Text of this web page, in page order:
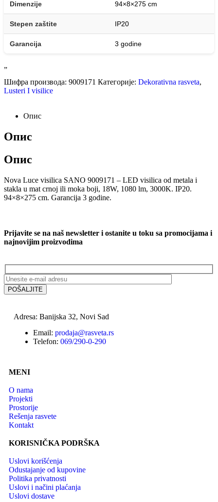
Dimenzije 94×8×275 cm
Stepen zaštite IP20
Garancija 3 godine
„
Шифра производа: 9009171 Категорије: Dekorativna rasveta,
Lusteri I visilice
Опис
Опис
Опис
Nova Luce visilica SANO 9009171 – LED visilica od metala i
stakla u mat crnoj ili moka boji, 18W, 1080 lm, 3000K. IP20.
94×8×275 cm. Garancija 3 godine.
Prijavite se na naš newsletter i ostanite u toku sa promocijama i
najnovijim proizvodima
Adresa: Banijska 32, Novi Sad
Email: prodaja@rasveta.rs
Telefon: 069/290-0-290
MENI
O nama
Projekti
Prostorije
Rešenja rasvete
Kontakt
KORISNIČKA PODRŠKA
Uslovi korišćenja
Odustajanje od kupovine
Politika privatnosti
Uslovi i načini plaćanja
Uslovi dostave